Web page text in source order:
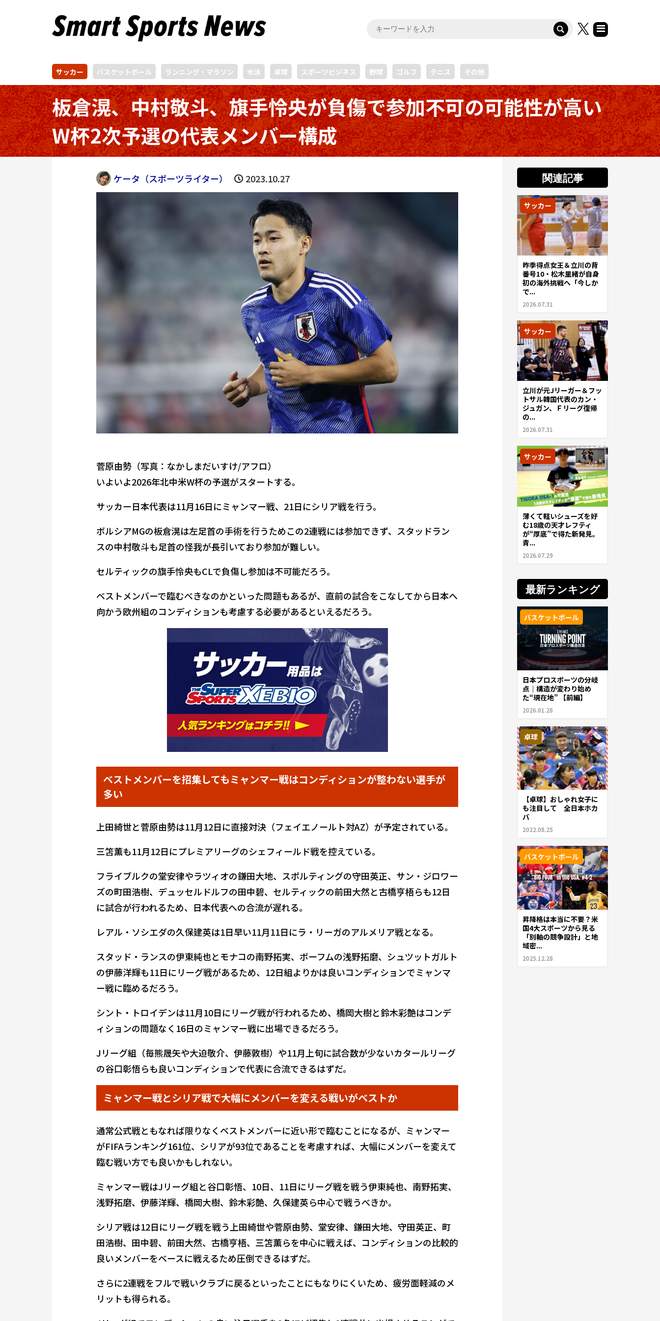
サッカー バスケットボール ランニング・マラソン 水泳 卓球 スポーツビジネス 野球 ゴルフ テニス その他
板倉滉、中村敬斗、旗手怜央が負傷で参加不可の可能性が高い
W杯2次予選の代表メンバー構成
ケータ（スポーツライター） 2023.10.27
菅原由勢（写真：なかしまだいすけ/アフロ）
いよいよ2026年北中米W杯の予選がスタートする。
サッカー日本代表は11月16日にミャンマー戦、21日にシリア戦を行う。
ボルシアMGの板倉滉は左足首の手術を行うためこの2連戦には参加できず、スタッドラン
スの中村敬斗も足首の怪我が長引いており参加が難しい。
セルティックの旗手怜央もCLで負傷し参加は不可能だろう。
ベストメンバーで臨むべきなのかといった問題もあるが、直前の試合をこなしてから日本へ
向かう欧州組のコンディションも考慮する必要があるといえるだろう。
ベストメンバーを招集してもミャンマー戦はコンディションが整わない選手が
多い
上田綺世と菅原由勢は11月12日に直接対決（フェイエノールト対AZ）が予定されている。
三笘薫も11月12日にプレミアリーグのシェフィールド戦を控えている。
フライブルクの堂安律やラツィオの鎌田大地、スポルティングの守田英正、サン・ジロワー
ズの町田浩樹、デュッセルドルフの田中碧、セルティックの前田大然と古橋亨梧らも12日
に試合が行われるため、日本代表への合流が遅れる。
レアル・ソシエダの久保建英は1日早い11月11日にラ・リーガのアルメリア戦となる。
スタッド・ランスの伊東純也とモナコの南野拓実、ボーフムの浅野拓磨、シュツットガルト
の伊藤洋輝も11日にリーグ戦があるため、12日組よりかは良いコンディションでミャンマ
ー戦に臨めるだろう。
シント・トロイデンは11月10日にリーグ戦が行われるため、橋岡大樹と鈴木彩艶はコンデ
ィションの問題なく16日のミャンマー戦に出場できるだろう。
Jリーグ組（毎熊晟矢や大迫敬介、伊藤敦樹）や11月上旬に試合数が少ないカタールリーグ
の谷口彰悟らも良いコンディションで代表に合流できるはずだ。
ミャンマー戦とシリア戦で大幅にメンバーを変える戦いがベストか
通常公式戦ともなれば限りなくベストメンバーに近い形で臨むことになるが、ミャンマー
がFIFAランキング161位、シリアが93位であることを考慮すれば、大幅にメンバーを変えて
臨む戦い方でも良いかもしれない。
ミャンマー戦はJリーグ組と谷口彰悟、10日、11日にリーグ戦を戦う伊東純也、南野拓実、
浅野拓磨、伊藤洋輝、橋岡大樹、鈴木彩艶、久保建英ら中心で戦うべきか。
シリア戦は12日にリーグ戦を戦う上田綺世や菅原由勢、堂安律、鎌田大地、守田英正、町
田浩樹、田中碧、前田大然、古橋亨梧、三笘薫らを中心に戦えば、コンディションの比較的
良いメンバーをベースに戦えるため圧倒できるはずだ。
さらに2連戦をフルで戦いクラブに戻るといったことにもなりにくいため、疲労面軽減のメ
リットも得られる。
関連記事
サッカー
昨季得点女王＆立川の背
番号10・松木里緒が自身
初の海外挑戦へ「今しか
で...
2026.07.31
サッカー
立川が元Jリーガー＆フッ
トサル韓国代表のカン・
ジュガン、Ｆリーグ復帰
の...
2026.07.31
サッカー
薄くて軽いシューズを好
む18歳の天才レフティ
が“厚底”で得た新発見。
青...
2026.07.29
最新ランキング
バスケットボール
日本プロスポーツの分岐
点｜構造が変わり始め
た“現在地” 【前編】
2026.01.28
卓球
【卓球】おしゃれ女子に
も注目して 全日本ホカ
バ
2022.08.25
バスケットボール
昇降格は本当に不要？米
国4大スポーツから見る
「別軸の競争設計」と地
域密...
2025.12.28